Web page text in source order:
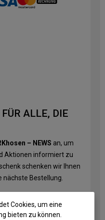
ALLE, DIE
– NEWS an, um
Aktionen informiert zu
schenken wir Ihnen
nächste Bestellung.
Cookies, um eine
bieten zu können.